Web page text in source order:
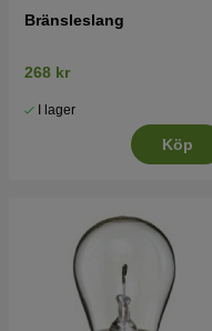
Bränsleslang
268 kr
I lager
Köp